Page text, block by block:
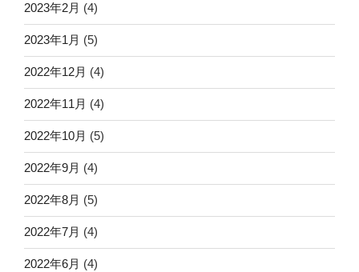
2023年2月 (4)
2023年1月 (5)
2022年12月 (4)
2022年11月 (4)
2022年10月 (5)
2022年9月 (4)
2022年8月 (5)
2022年7月 (4)
2022年6月 (4)